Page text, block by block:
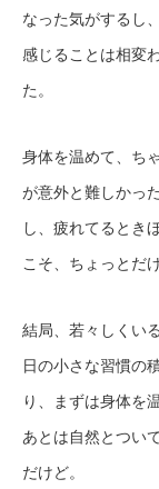
なった気がするし
感じることは相変
た。
身体を温めて、ち
が意外と難しかっ
し、疲れてるとき
こそ、ちょっとだ
結局、若々しくい
日の小さな習慣の
り、まずは身体を
あとは自然とつい
だけど。